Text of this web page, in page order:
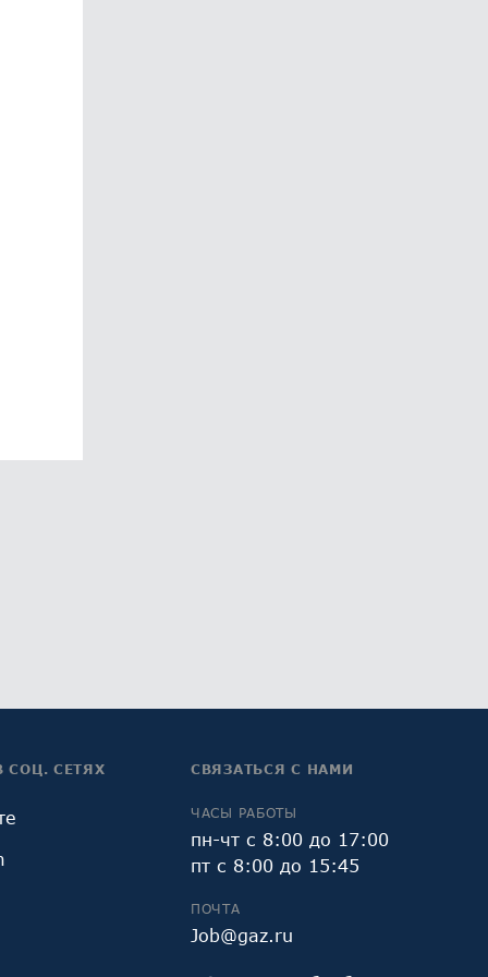
СОЦ. СЕТЯХ СВЯЗАТЬСЯ С НАМИ
ЧАСЫ РАБОТЫ
пн-чт с 8:00 до 17:00
пт с 8:00 до 15:45
ПОЧТА
Job@gaz.ru